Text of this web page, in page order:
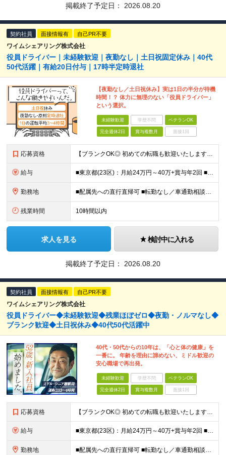
掲載終了予定日： 2026.08.20
契約社員 面接情報有 自己PR不要
ワイムシェアリング株式会社
役員ドライバー｜未経験歓迎｜夜勤なし｜土日祝固定休み｜40代
50代活躍｜有給20日付与｜17時半定時退社
【夜勤なし／土日祝休み】実は1日の半分が待機
時間！？ 体力に無理のない「役員ドライバー」
という選択。
未経験歓迎 学歴不問 ベテランOK
完全週休2日 賞与複数月 面接1回
応募資格 【ブランクOK◎ 初めての転職も歓迎いたします】 ■普通自動車運転免許(AT限定可) ■ドライバー経験者優遇(業界・年数不問) ■高卒以上 ＜先輩たちの転職理由は…＞ 「50代になり、働き方を見直し
給与 ■東京都(23区)：月給24万円～40万+賞与年2回 ■東京都(町田市)：月給24万円～27万+賞与年2回 ■富山県(富山市)：月給23-24万円+賞与年2回 ■福岡県(福岡市)：月給24-38
勤務地 ■配属先への直行直帰可 ■転勤なし／車通勤相談可 以下いずれかの配属先にて勤務いただきます。 ・東京都(23区) ・東京都(町田市) ・富山県(富山市) ・福岡県(福岡市) 【本社】 東京都新
残業時間 10時間以内
求人を見る 検討中に入れる
掲載終了予定日： 2026.08.20
契約社員 面接情報有 自己PR不要
ワイムシェアリング株式会社
役員ドライバー◆未経験歓迎◆残業ほぼゼロ◆夜勤・ノルマなし◆
ブランク歓迎◆土日祝休み◆40代50代活躍中
40代・50代からの10年は、「心と体の健康」を
一番に。 年齢を理由に諦めない、ミドル歓迎の
安心職場で再出発。
未経験歓迎 学歴不問 ベテランOK
完全週休2日 賞与複数月 面接1回
応募資格 【ブランクOK◎ 初めての転職も歓迎いたします】 ■普通自動車運転免許(AT限定可) ■ドライバー経験者優遇(業界・年数不問) ■高卒以上 ＜先輩たちの転職理由は…＞ 「50代になり、働き方を見直し
給与 ■東京都(23区)：月給24万円～40万+賞与年2回 ■東京都(町田市)：月給24万円～27万+賞与年2回 ■富山県(富山市)：月給23-24万円+賞与年2回 ■福岡県(福岡市)：月給24-38
勤務地 ■配属先への直行直帰可 ■転勤なし／車通勤相談可 以下いずれかの配属先にて勤務いただきます。 ・東京都(23区) ・東京都(町田市) ・富山県(富山市) ・福岡県(福岡市) 【本社】 東京都新